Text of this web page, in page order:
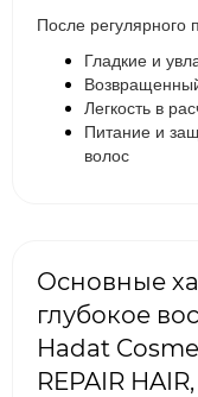
После регулярного
Гладкие и
Легкость в
Питание и
волос
Основные
глубокое
Hadat
REPAIR